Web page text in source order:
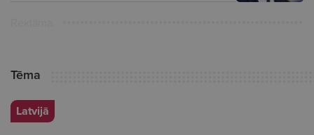
Tēma
Latvijā